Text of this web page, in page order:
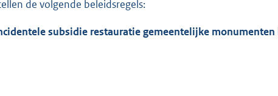
de volgende beleidsregels:
subsidie restauratie gemeentelijke monumenten